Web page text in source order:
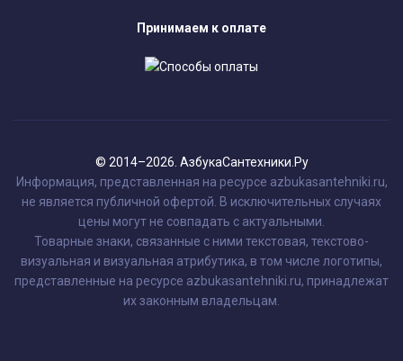
Принимаем к оплате
© 2014–2026. АзбукаСантехники.Ру
Информация, представленная на ресурсе azbukasantehniki.ru,
не является публичной офертой. В исключительных случаях
цены могут не совпадать с актуальными.
Товарные знаки, связанные с ними текстовая, текстово-
визуальная и визуальная атрибутика, в том числе логотипы,
представленные на ресурсе azbukasantehniki.ru, принадлежат
их законным владельцам.